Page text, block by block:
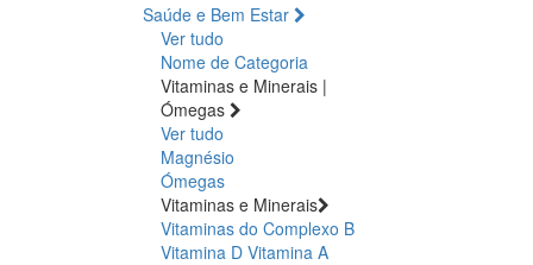
Saúde e Bem Estar
Ver tudo
Nome de Categoria
Vitaminas e Minerais |
Ómegas
Ver tudo
Magnésio
Ómegas
Vitaminas e Minerais
Vitaminas do Complexo B
Vitamina D Vitamina A